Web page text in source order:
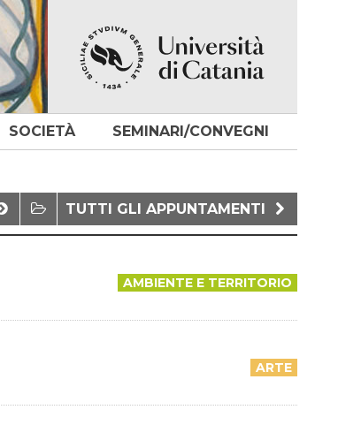
SOCIETÀ SEMINARI/CONVEGNI
TUTTI GLI APPUNTAMENTI
AMBIENTE E TERRITORIO
ARTE